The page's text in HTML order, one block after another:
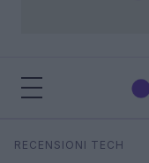
Cerca
RECENSIONI TECH